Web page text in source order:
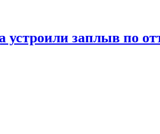
устроили заплыв по